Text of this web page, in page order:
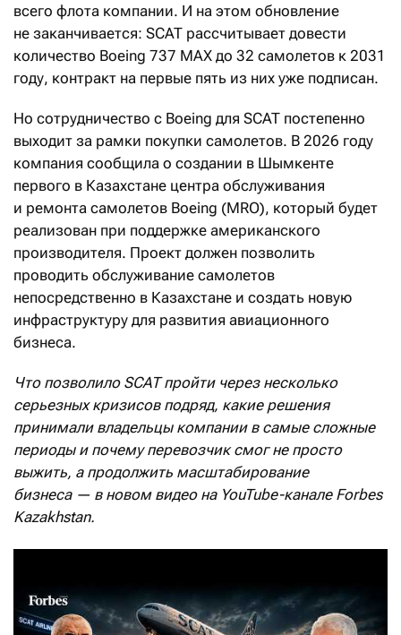
всего флота компании. И на этом обновление
не заканчивается: SCAT рассчитывает довести
количество Boeing 737 MAX до 32 самолетов к 2031
году, контракт на первые пять из них уже подписан.
Но сотрудничество с Boeing для SCAT постепенно
выходит за рамки покупки самолетов. В 2026 году
компания сообщила о создании в Шымкенте
первого в Казахстане центра обслуживания
и ремонта самолетов Boeing (MRO), который будет
реализован при поддержке американского
производителя. Проект должен позволить
проводить обслуживание самолетов
непосредственно в Казахстане и создать новую
инфраструктуру для развития авиационного
бизнеса.
Что позволило SCAT пройти через несколько
серьезных кризисов подряд, какие решения
принимали владельцы компании в самые сложные
периоды и почему перевозчик смог не просто
выжить, а продолжить масштабирование
бизнеса — в новом видео на YouTube-канале Forbes
Kazakhstan.